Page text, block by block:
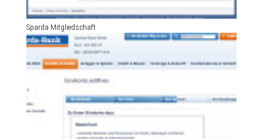
Sparda Mitgliedschaft